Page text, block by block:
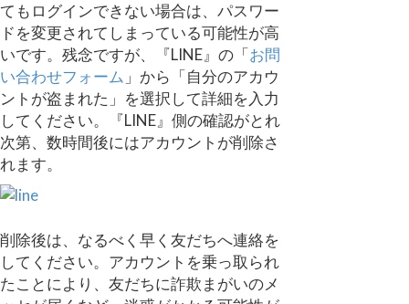
てもログインできない場合は、パスワー
ドを変更されてしまっている可能性が高
いです。残念ですが、『LINE』の「お問
い合わせフォーム 」から「自分のアカウ
ントが盗まれた」を選択して詳細を入力
してください。『LINE』側の確認がとれ
次第、数時間後にはアカウントが削除さ
れます。
削除後は、なるべく早く友だちへ連絡を
してください。アカウントを乗っ取られ
たことにより、友だちに詐欺まがいのメ